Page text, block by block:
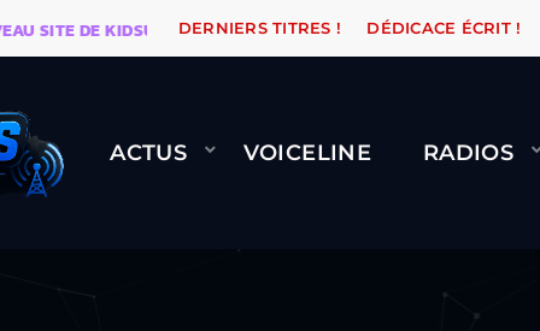
DE KIDSUNE WARÉTRO ORANGE ROAD QUI
DERNIERS TITRES ! DÉDICACE ÉCRIT !
ACTUS VOICELINE RADIOS